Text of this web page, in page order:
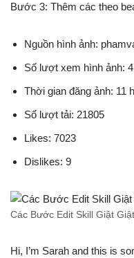
Bước 3: Thêm các theo
Nguồn hình ảnh:
Số lượt xem hình ảnh:
Thời gian đăng ảnh: 11
Số lượt tải: 21805
Likes: 7023
Dislikes: 9
Các Bước Edit Skill Giật
Hi, I’m Sarah and this is